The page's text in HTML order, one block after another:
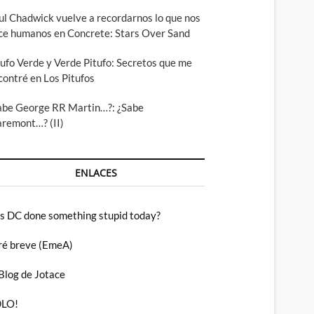
Chadwick vuelve a recordarnos lo que nos
humanos en Concrete: Stars Over Sand
Verde y Verde Pitufo: Secretos que me
en Los Pitufos
George RR Martin…?: ¿Sabe
(II)
ENLACES
DC done something stupid today?
breve (EmeA)
de Jotace